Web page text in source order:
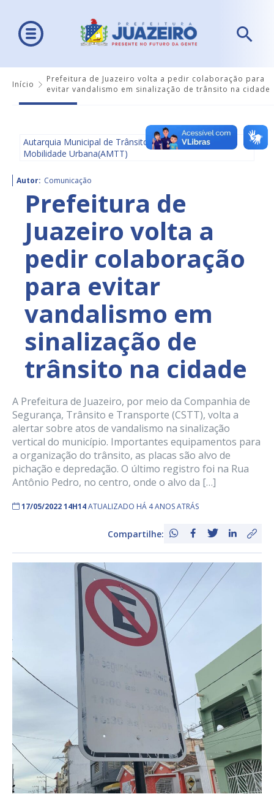
Início
Prefeitura de Juazeiro volta a pedir colaboração para
evitar vandalismo em sinalização de trânsito na cidade
Autarquia Municipal de Trânsito e Transporte e
Mobilidade Urbana(AMTT)
Autor: Comunicação
Prefeitura de
Juazeiro volta a
pedir colaboração
para evitar
vandalismo em
sinalização de
trânsito na cidade
A Prefeitura de Juazeiro, por meio da Companhia de
Segurança, Trânsito e Transporte (CSTT), volta a
alertar sobre atos de vandalismo na sinalização
vertical do município. Importantes equipamentos para
a organização do trânsito, as placas são alvo de
pichação e depredação. O último registro foi na Rua
Antônio Pedro, no centro, onde o alvo da […]
17/05/2022 14H14ATUALIZADO HÁ 4 ANOS ATRÁS
Compartilhe: